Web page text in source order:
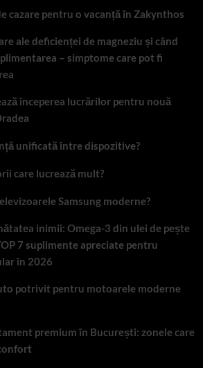
cazare pentru o vacanță în Zakynthos
ale deficienței de magneziu și când
– simptome care pot fi
începerea lucrărilor pentru nouă
unificată între dispozitive?
care lucrează mult?
Samsung moderne?
inimii: Omega-3 din ulei de pește
7 suplimente apreciate pentru
în 2026
potrivit pentru motoarele moderne
premium în București: zonele care